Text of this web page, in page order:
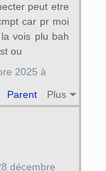
peut etre
car pr moi
vois plu bah
ou
Parent Plus
2025 à
décembre